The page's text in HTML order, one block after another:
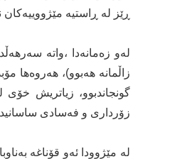
ڕێز لە ڕاستیە مێژووییەکان ناگرێ.
لەو زەمانەدا ،واتە
زاڵمانە ھەبوو)، ھەروەھا
گونجاندبوو، زیاتریش
زۆرداری و فەسادی
لە مێژوودا ئەو قۆناغە